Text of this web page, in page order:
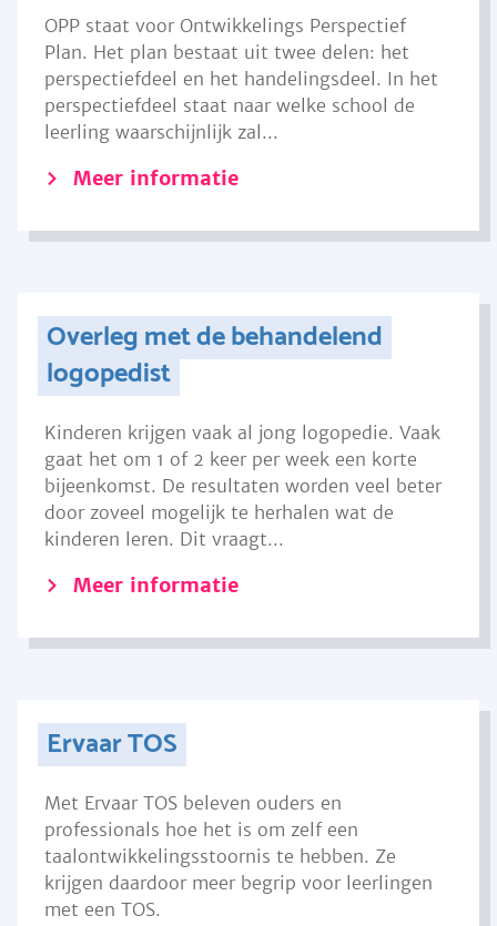
OPP staat voor Ontwikkelings Perspectief
Plan. Het plan bestaat uit twee delen: het
perspectiefdeel en het handelingsdeel. In het
perspectiefdeel staat naar welke school de
leerling waarschijnlijk zal...
Meer informatie
Overleg met de behandelend
logopedist
Kinderen krijgen vaak al jong logopedie. Vaak
gaat het om 1 of 2 keer per week een korte
bijeenkomst. De resultaten worden veel beter
door zoveel mogelijk te herhalen wat de
kinderen leren. Dit vraagt...
Meer informatie
Ervaar TOS
Met Ervaar TOS beleven ouders en
professionals hoe het is om zelf een
taalontwikkelingsstoornis te hebben. Ze
krijgen daardoor meer begrip voor leerlingen
met een TOS.